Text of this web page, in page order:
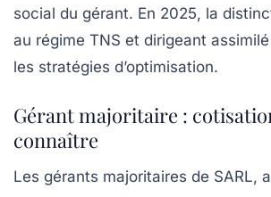
social du gérant. En 2025, la
au régime TNS et dirigeant
les stratégies d’optimisation.
Gérant majoritaire :
connaître
Les gérants majoritaires de SARL,